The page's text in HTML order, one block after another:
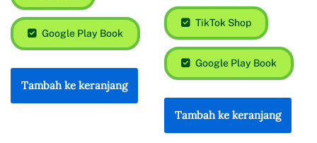
Google Play Book
Tambah ke keranjang
TikTok Shop
Google Play Book
Tambah ke keranjang